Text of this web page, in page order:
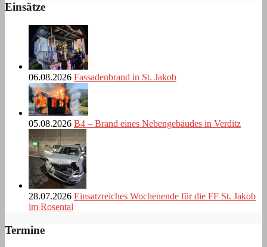
Einsätze
06.08.2026 Fassadenbrand in St. Jakob
05.08.2026 B4 – Brand eines Nebengebäudes in Verditz
28.07.2026 Einsatzreiches Wochenende für die FF St. Jakob
im Rosental
Termine